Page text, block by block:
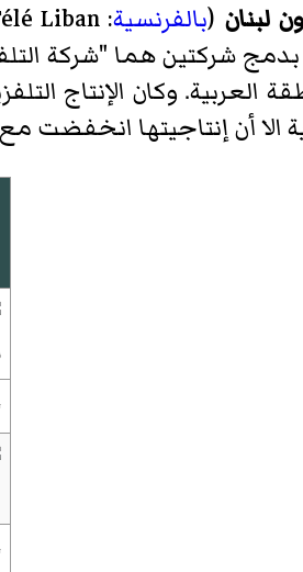
لبنان (بالفرنسية:
Liban
1977 بدمج شركتين هما "شركة
العربية. وكان الإنتاج
الا أن إنتاجيتها